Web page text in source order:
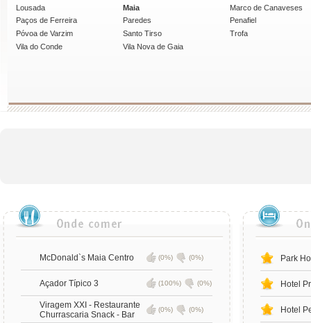
Lousada
Maia
Marco de Canaveses
Paços de Ferreira
Paredes
Penafiel
Póvoa de Varzim
Santo Tirso
Trofa
Vila do Conde
Vila Nova de Gaia
McDonald`s Maia Centro (0%) (0%)
Açador Típico 3 (100%) (0%)
Viragem XXI - Restaurante
Churrascaria Snack - Bar
(0%) (0%)
Park
Hotel
Hotel